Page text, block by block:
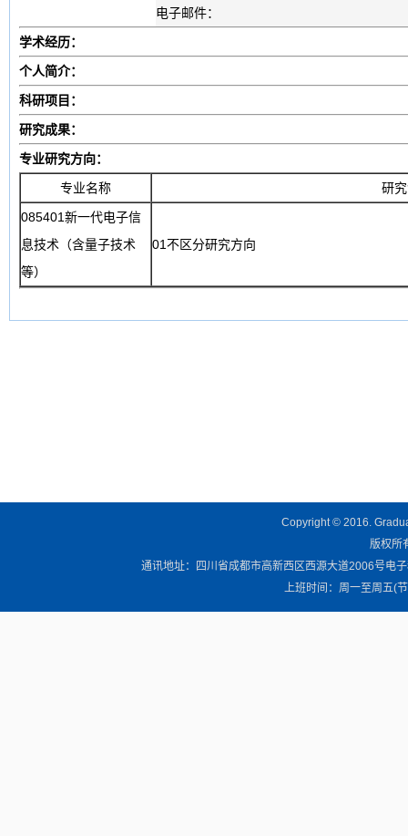
电子邮件：
学术经历：
个人简介：
科研项目：
研究成果：
专业研究方向：
专业名称
研
085401新一代电子信
息技术（含量子技术
等）
01不区分研究方向
Copyright © 2016.
版权所
通讯地址：四川省成都市高新西区西源大道2006号电
上班时间：周一至周五(